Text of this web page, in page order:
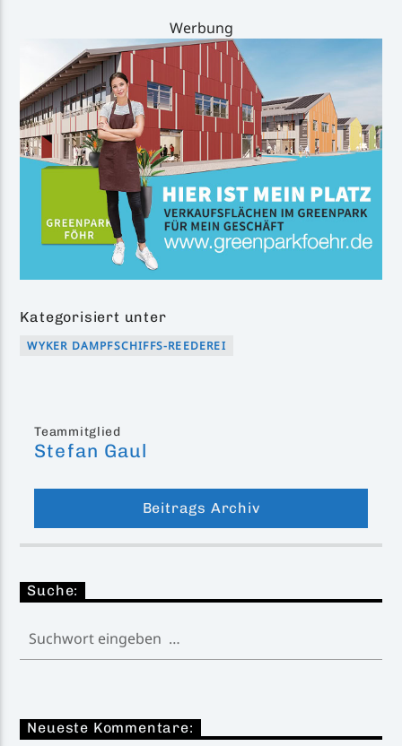
Werbung
Kategorisiert unter
WYKER DAMPFSCHIFFS-REEDEREI
Teammitglied
Stefan Gaul
Beitrags Archiv
Suche:
Neueste Kommentare: